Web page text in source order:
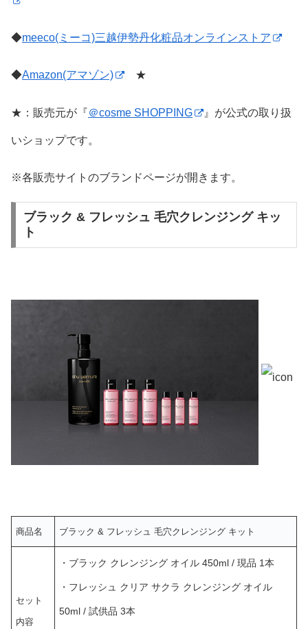
◆meeco(ミーコ)三越伊勢丹化粧品オンラインストア
◆Amazon(アマゾン) ★
★：販売元が『＠cosme SHOPPING 』が公式の取り扱
いショップです。
※各販売サイトのブランドページが開きます。
ブラック & フレッシュ 毛穴クレンジング キッ
ト
商品名 ブラック & フレッシュ 毛穴クレンジング キット
セット
内容
・ブラック クレンジング オイル 450ml / 現品 1本
・フレッシュ クリア サクラ クレンジング オイル
50ml / 試供品 3本